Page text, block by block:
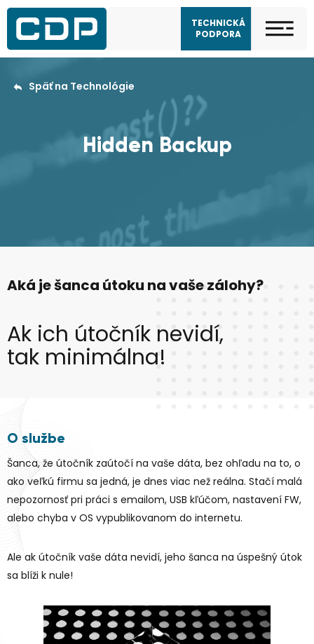
TECHNICKÁ
PODPORA
Späť na Technológie
Hidden Backup
Aká je šanca útoku na vaše zálohy?
Ak ich útočník nevidí,
tak minimálna!
O službe
Šanca, že útočník zaútočí na vaše dáta, bez ohľadu na to, o
ako veľkú firmu sa jedná, je dnes viac než reálna. Stačí malá
nepozornosť pri práci s emailom, USB kľúčom, nastavení FW,
alebo chyba v OS vypublikovanom do internetu.
Ale ak útočník vaše dáta nevidí, jeho šanca na úspešný útok
sa blíži k nule!